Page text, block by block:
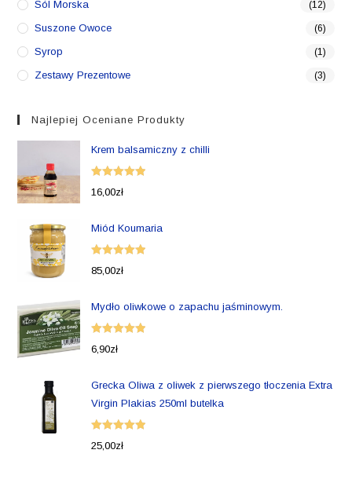
Sól Morska (12)
Suszone Owoce (6)
Syrop (1)
Zestawy Prezentowe (3)
Najlepiej Oceniane Produkty
Krem balsamiczny z chilli
Oceniono
16,00zł
Miód Koumaria
Oceniono
85,00zł
Mydło oliwkowe o zapachu jaśminowym.
Oceniono
6,90zł
Grecka Oliwa z oliwek z pierwszego tłoczenia Extra
Virgin Plakias 250ml butelka
Oceniono
25,00zł